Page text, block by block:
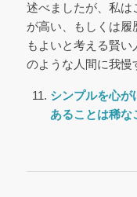
述べましたが、私は
が高い、もしくは履
もよいと考える賢
のような人間に我慢
シンプルを心が
あることは稀な